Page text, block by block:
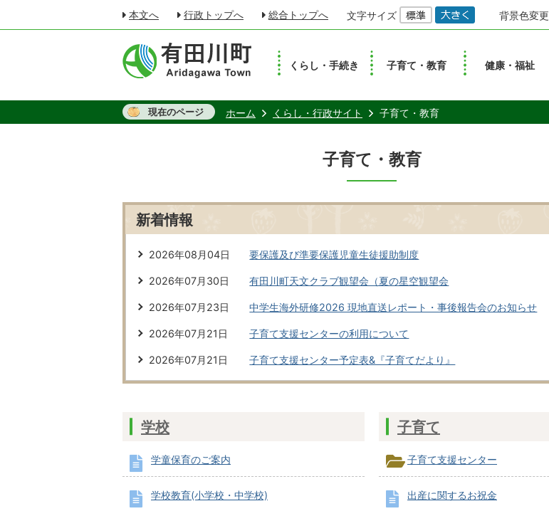
本文へ 行政トップへ 総合トップへ 文字サイズ 背景色変更
くらし・手続き 子育て・教育 健康・福祉
現在のページ ホーム くらし・行政サイト 子育て・教育
子育て・教育
新着情報
2026年08月04日 要保護及び準要保護児童生徒援助制度
2026年07月30日 有田川町天文クラブ観望会（夏の星空観望会
2026年07月23日 中学生海外研修2026 現地直送レポート・事後報告会のお知らせ
2026年07月21日 子育て支援センターの利用について
2026年07月21日 子育て支援センター予定表&『子育てだより』
学校
学童保育のご案内
学校教育(小学校・中学校)
子育て
子育て支援センター
出産に関するお祝金